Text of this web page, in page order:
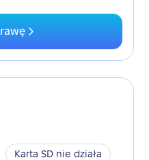
Karta SD nie działa